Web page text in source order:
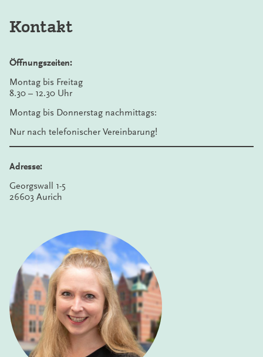
Kontakt
Öffnungszeiten:
Montag bis Freitag
8.30 – 12.30 Uhr
Montag bis Donnerstag nachmittags:
Nur nach telefonischer Vereinbarung!
Adresse:
Georgswall 1-5
26603 Aurich